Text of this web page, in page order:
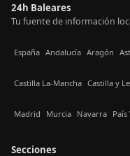
24h Baleares
Tu fuente de información
España Andalucía Aragón
Castilla La-Mancha Castilla y
Madrid Murcia Navarra País
Secciones